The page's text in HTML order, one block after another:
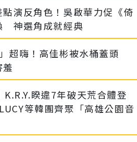
演反角色！吳啟華力促《倚
神選角成就經典
超嗨！高佳彬被水桶蓋頭
睽違7年破天荒合體登
等韓團齊聚「高雄公園音